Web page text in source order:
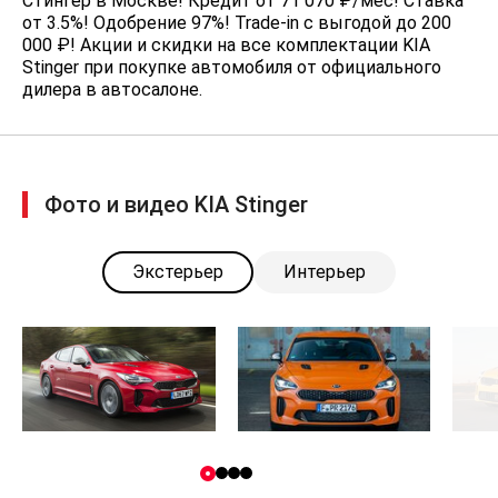
центральной консоли
Подогрев передних сидений
Боковые зеркала с
электроприводом и подогревом
Подогрев рулевого колеса
дифференциала (LSD)
Система динамического контроля
вектора тяги (DTVC)
от 3.5%! Одобрение 97%! Trade-in с выгодой до 200
000 ₽! Акции и скидки на все комплектации KIA
Stinger при покупке автомобиля от официального
дилера в автосалоне.
Фото и видео KIA Stinger
Экстерьер Интерьер